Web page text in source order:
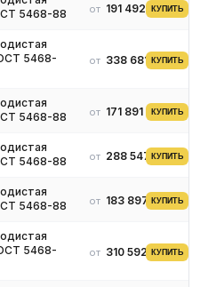
5468-88
от 191 492 ₽КУПИТЬ
5468-
от 338 681 ₽КУПИТЬ
5468-88
от 171 891 ₽КУПИТЬ
5468-88
от 288 547 ₽КУПИТЬ
5468-88
от 183 897 ₽КУПИТЬ
5468-
от 310 592 ₽КУПИТЬ